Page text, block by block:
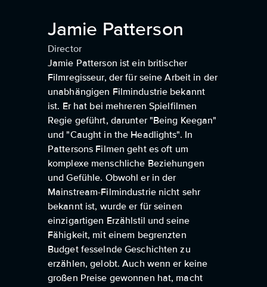
Jamie Patterson
Director
Jamie Patterson ist ein britischer
Filmregisseur, der für seine Arbeit in der
unabhängigen Filmindustrie bekannt
ist. Er hat bei mehreren Spielfilmen
Regie geführt, darunter "Being Keegan"
und "Caught in the Headlights". In
Pattersons Filmen geht es oft um
komplexe menschliche Beziehungen
und Gefühle. Obwohl er in der
Mainstream-Filmindustrie nicht sehr
bekannt ist, wurde er für seinen
einzigartigen Erzählstil und seine
Fähigkeit, mit einem begrenzten
Budget fesselnde Geschichten zu
erzählen, gelobt. Auch wenn er keine
großen Preise gewonnen hat, macht